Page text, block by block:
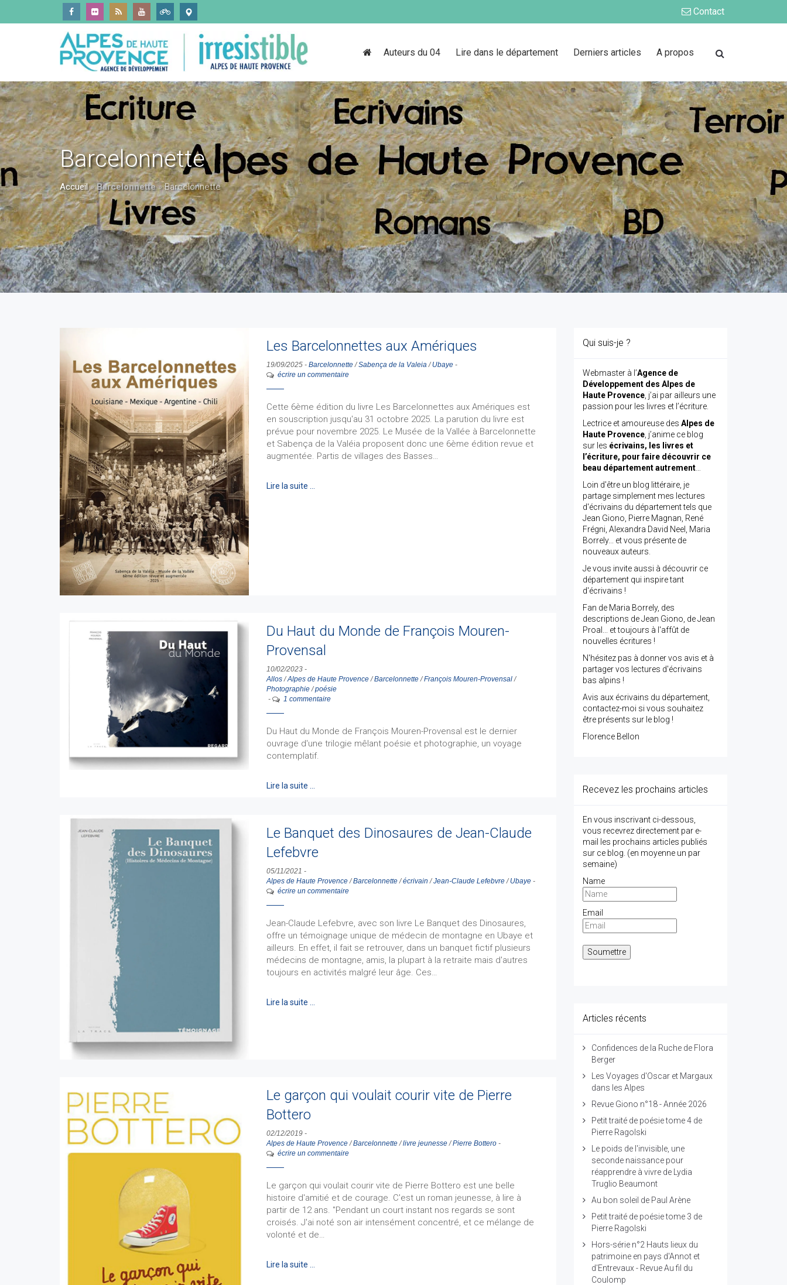
Contact
Auteurs du 04 Lire dans le département Derniers articles A propos
Barcelonnette
Accueil»Barcelonnette»Barcelonnette
Les Barcelonnettes aux Amériques
19/09/2025 -Barcelonnette/Sabença de la Valeia/ Ubaye -
écrire un commentaire
Cette 6ème édition du livre Les Barcelonnettes aux Amériques est
en souscription jusqu'au 31 octobre 2025. La parution du livre est
prévue pour novembre 2025. Le Musée de la Vallée à Barcelonnette
et Sabença de la Valéia proposent donc une 6ème édition revue et
augmentée. Partis de villages des Basses…
Lire la suite …
Du Haut du Monde de François Mouren-
Provensal
10/02/2023 -
Allos/Alpes de Haute Provence/Barcelonnette/François Mouren-Provensal/
Photographie/poésie
-
1 commentaire
Du Haut du Monde de François Mouren-Provensal est le dernier
ouvrage d'une trilogie mêlant poésie et photographie, un voyage
contemplatif.
Lire la suite …
Le Banquet des Dinosaures de Jean-Claude
Lefebvre
05/11/2021 -
Alpes de Haute Provence/Barcelonnette/écrivain /Jean-Claude Lefebvre/ Ubaye -
écrire un commentaire
Jean-Claude Lefebvre, avec son livre Le Banquet des Dinosaures,
offre un témoignage unique de médecin de montagne en Ubaye et
ailleurs. En effet, il fait se retrouver, dans un banquet fictif plusieurs
médecins de montagne, amis, la plupart à la retraite mais d'autres
toujours en activités malgré leur âge. Ces…
Lire la suite …
Le garçon qui voulait courir vite de Pierre
Bottero
02/12/2019 -
Alpes de Haute Provence/Barcelonnette/livre jeunesse/Pierre Bottero -
écrire un commentaire
Le garçon qui voulait courir vite de Pierre Bottero est une belle
histoire d'amitié et de courage. C'est un roman jeunesse, à lire à
partir de 12 ans. "Pendant un court instant nos regards se sont
croisés. J'ai noté son air intensément concentré, et ce mélange de
volonté et de…
Lire la suite …
Qui suis-je ?
Webmaster à l’Agence de
Développement des Alpes de
Haute Provence, j’ai par ailleurs une
passion pour les livres et l’écriture.
Lectrice et amoureuse des Alpes de
Haute Provence, j’anime ce blog
sur les écrivains, les livres et
l’écriture, pour faire découvrir ce
beau département autrement…
Loin d'être un blog littéraire, je
partage simplement mes lectures
d'écrivains du département tels que
Jean Giono, Pierre Magnan, René
Frégni, Alexandra David Neel, Maria
Borrely... et vous présente de
nouveaux auteurs.
Je vous invite aussi à découvrir ce
département qui inspire tant
d'écrivains !
Fan de Maria Borrely, des
descriptions de Jean Giono, de Jean
Proal... et toujours à l'affût de
nouvelles écritures !
N'hésitez pas à donner vos avis et à
partager vos lectures d'écrivains
bas alpins !
Avis aux écrivains du département,
contactez-moi si vous souhaitez
être présents sur le blog !
Florence Bellon
Recevez les prochains articles
En vous inscrivant ci-dessous,
vous recevrez directement par e-
mail les prochains articles publiés
sur ce blog. (en moyenne un par
semaine)
Name
Email
Articles récents
Confidences de la Ruche de Flora
Berger
Les Voyages d'Oscar et Margaux
dans les Alpes
Revue Giono n°18 - Année 2026
Petit traité de poésie tome 4 de
Pierre Ragolski
Le poids de l'invisible, une
seconde naissance pour
réapprendre à vivre de Lydia
Truglio Beaumont
Au bon soleil de Paul Arène
Petit traité de poésie tome 3 de
Pierre Ragolski
Hors-série n°2 Hauts lieux du
patrimoine en pays d'Annot et
d'Entrevaux - Revue Au fil du
Coulomp